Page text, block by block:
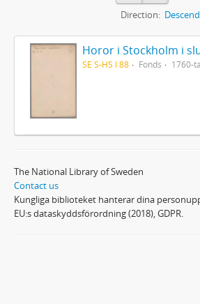
Direction:
SE S-HS I 88 Fonds 1760-
The National Library of Sweden
Contact us
Kungliga biblioteket hanterar dina
EU:s dataskyddsförordning (2018), GDPR.